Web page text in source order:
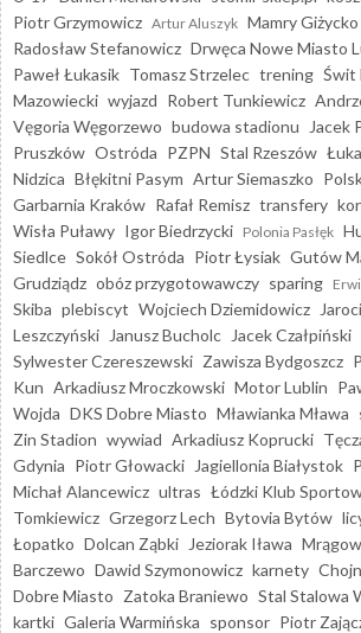
Piotr Grzymowicz Artur Aluszyk Mamry Giżycko
Radosław Stefanowicz Drwęca Nowe Miasto
Paweł Łukasik Tomasz Strzelec trening Świt
Mazowiecki wyjazd Robert Tunkiewicz
Vęgoria Węgorzewo budowa stadionu Jacek
Pruszków Ostróda PZPN Stal Rzeszów
Nidzica Błękitni Pasym Artur Siemaszko
Garbarnia Kraków Rafał Remisz transfery
Wisła Puławy Igor Biedrzycki Polonia Pasłęk
Siedlce Sokół Ostróda Piotr Łysiak Gutów
Grudziądz obóz przygotowawczy sparing
Skiba plebiscyt Wojciech Dziemidowicz
Leszczyński
Janusz Bucholc Jacek Czałpiński
Sylwester Czereszewski Zawisza Bydgoszcz
Kun Arkadiusz Mroczkowski Motor Lublin
Wojda DKS Dobre Miasto Mławianka Mława
Zin Stadion wywiad Arkadiusz Koprucki
Gdynia Piotr Głowacki Jagiellonia Białystok
Michał Alancewicz ultras Łódzki Klub
Tomkiewicz Grzegorz Lech Bytovia Bytów
Łopatko Dolcan Ząbki Jeziorak Iława
Barczewo Dawid Szymonowicz karnety
Dobre Miasto Zatoka Braniewo Stal Stalowa
kartki Galeria Warmińska sponsor Piotr